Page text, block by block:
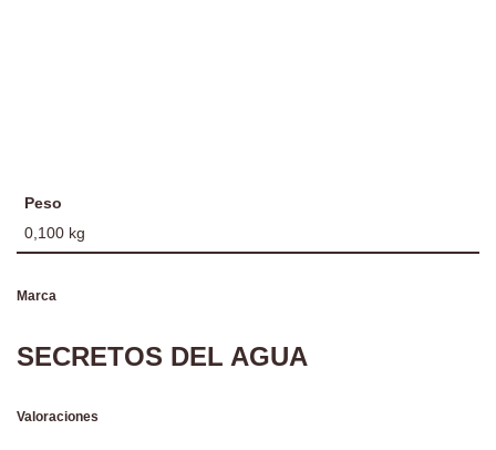
Peso
0,100 kg
Marca
SECRETOS DEL AGUA
Valoraciones